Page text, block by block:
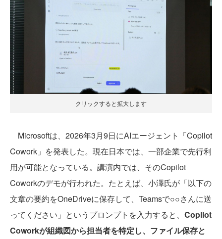
クリックすると拡大します
Microsoftは、2026年3月9日にAIエージェント「Copilot
Cowork」を発表した。現在日本では、一部企業で先行利
用が可能となっている。講演内では、そのCopilot
Coworkのデモが行われた。たとえば、小澤氏が「以下の
文章の要約をOneDriveに保存して、Teamsで○○さんに送
ってください」というプロンプトを入力すると、 Copilot
Coworkが組織図から担当者を特定し、ファイル保存と